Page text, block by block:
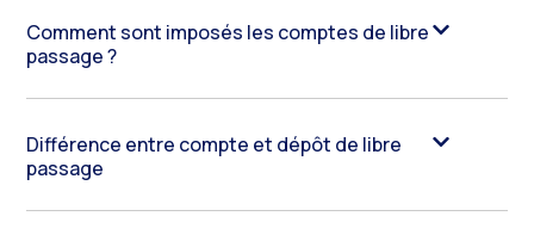
Comment sont imposés les comptes de libre
passage ?
Différence entre compte et dépôt de libre
passage